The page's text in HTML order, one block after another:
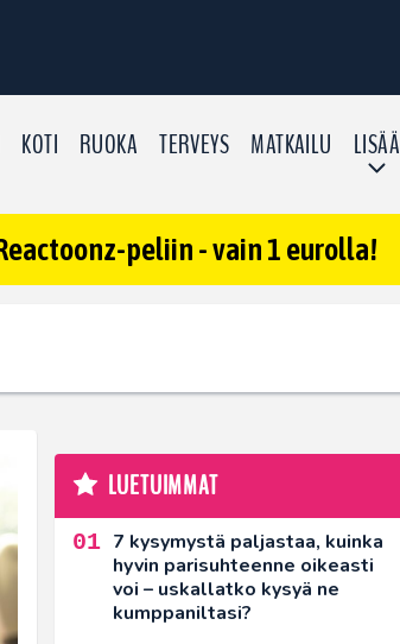
KOTI RUOKA TERVEYS MATKAILU LISÄÄ
peliin - vain 1 eurolla!
LUETUIMMAT
7 kysymystä paljastaa, kuinka
hyvin parisuhteenne oikeasti
voi – uskallatko kysyä ne
kumppaniltasi?